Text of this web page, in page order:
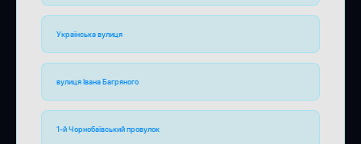
Українська вулиця
вулиця Івана Багряного
1-й Чорнобаївський провулок